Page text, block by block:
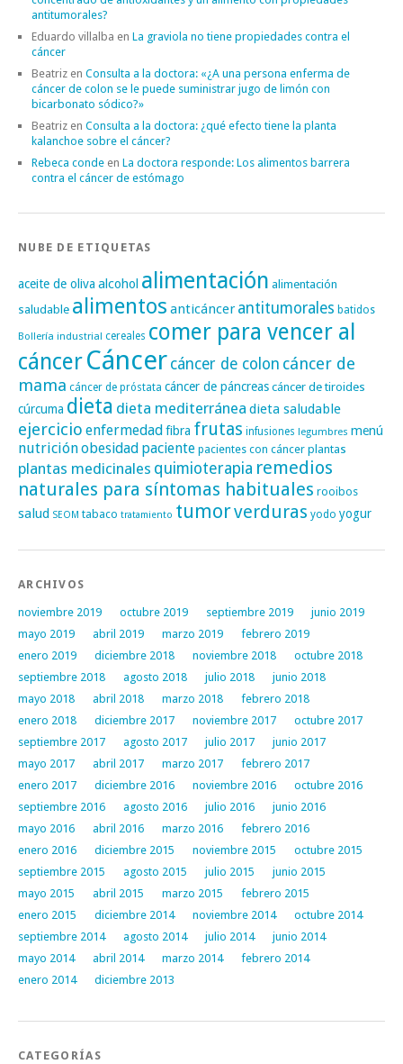
antitumorales?
Eduardo villalba en La graviola no tiene propiedades contra el
cáncer
Beatriz en Consulta a la doctora: «¿A una persona enferma de
cáncer de colon se le puede suministrar jugo de limón con
bicarbonato sódico?»
Beatriz en Consulta a la doctora: ¿qué efecto tiene la planta
kalanchoe sobre el cáncer?
Rebeca conde en La doctora responde: Los alimentos barrera
contra el cáncer de estómago
NUBE DE ETIQUETAS
aceite de oliva alcohol alimentación alimentación
saludable alimentos anticáncer antitumorales batidos
Bollería industrial cereales comer para vencer al
cáncerCáncer cáncer de colon cáncer de
mama cáncer de próstata cáncer de páncreascáncer de tiroides
cúrcuma dieta dieta mediterránea dieta saludable
ejercicio enfermedadfibra frutas infusiones legumbres menú
nutriciónobesidad paciente pacientes con cáncer plantas
plantas medicinales quimioterapia remedios
naturales para síntomas habituales rooibos
salud SEOM tabaco tratamiento tumorverduras yodo yogur
ARCHIVOS
noviembre 2019 octubre 2019 septiembre 2019
junio 2019
mayo 2019
abril 2019 marzo 2019
febrero 2019
enero 2019
diciembre 2018 noviembre 2018
octubre 2018
septiembre 2018
agosto 2018 julio 2018
junio 2018
mayo 2018
abril 2018 marzo 2018
febrero 2018
enero 2018
diciembre 2017 noviembre 2017
octubre 2017
septiembre 2017
agosto 2017 julio 2017
junio 2017
mayo 2017
abril 2017 marzo 2017
febrero 2017
enero 2017
diciembre 2016 noviembre 2016
octubre 2016
septiembre 2016
agosto 2016 julio 2016
junio 2016
mayo 2016
abril 2016 marzo 2016
febrero 2016
enero 2016
diciembre 2015 noviembre 2015
octubre 2015
septiembre 2015
agosto 2015 julio 2015
junio 2015
mayo 2015
abril 2015 marzo 2015
febrero 2015
enero 2015
diciembre 2014 noviembre 2014
octubre 2014
septiembre 2014
agosto 2014 julio 2014
junio 2014
mayo 2014
abril 2014 marzo 2014
febrero 2014
enero 2014
diciembre 2013
CATEGORÍAS